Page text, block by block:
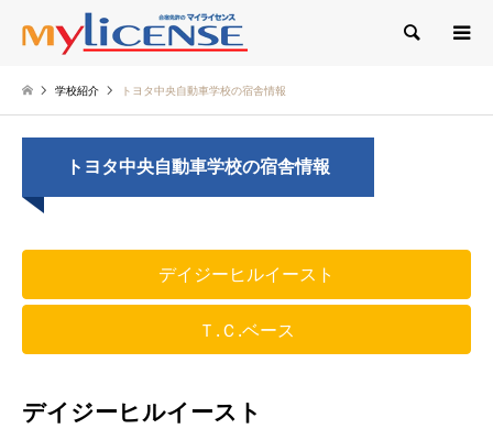
検索
学校紹介 トヨタ中央自動車学校の宿舎情報
トヨタ中央自動車学校の宿舎情報
デイジーヒルイースト
Ｔ.Ｃ.ベース
デイジーヒルイースト